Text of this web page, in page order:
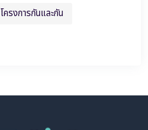
โครงการกันและกัน